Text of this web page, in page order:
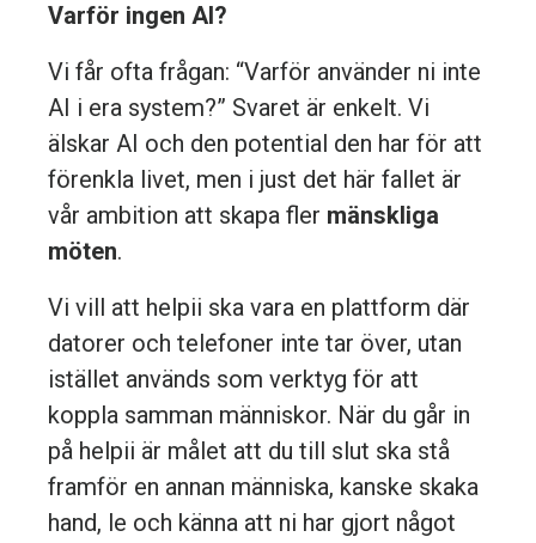
Varför ingen AI?
Vi får ofta frågan: “Varför använder ni inte
AI i era system?” Svaret är enkelt. Vi
älskar AI och den potential den har för att
förenkla livet, men i just det här fallet är
vår ambition att skapa fler mänskliga
möten.
Vi vill att helpii ska vara en plattform där
datorer och telefoner inte tar över, utan
istället används som verktyg för att
koppla samman människor. När du går in
på helpii är målet att du till slut ska stå
framför en annan människa, kanske skaka
hand, le och känna att ni har gjort något